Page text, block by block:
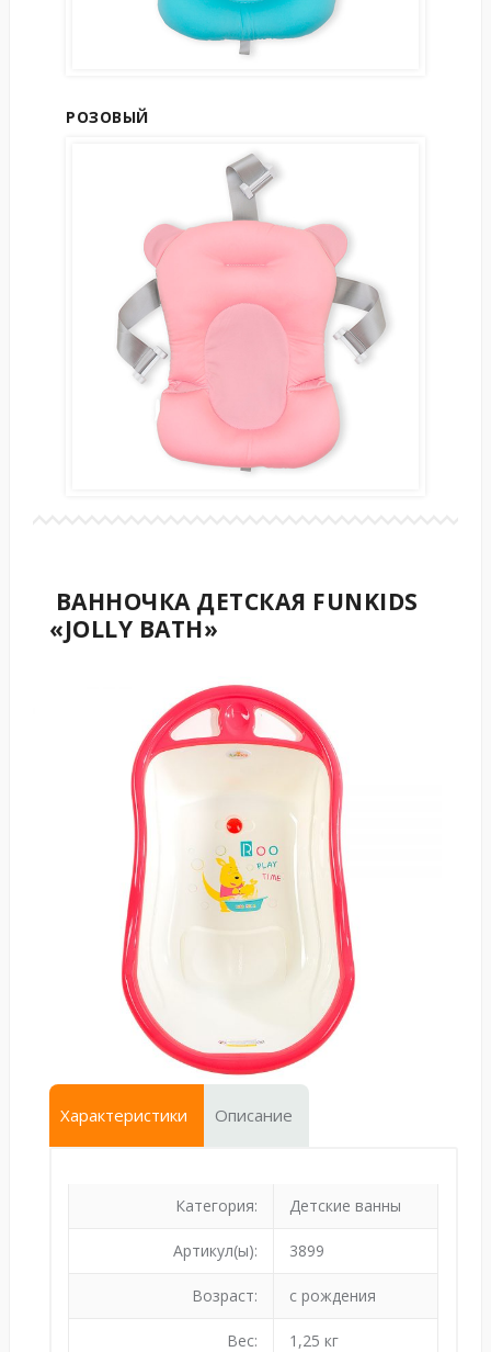
РОЗОВЫЙ
ВАННОЧКА ДЕТСКАЯ FUNKIDS
«JOLLY BATH»
Характеристики Описание
Категория: Детские ванны
Артикул(ы): 3899
Возраст: с рождения
Вес: 1,25 кг